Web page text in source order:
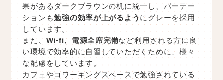
果があるダークブラウンの机に統一し、パーテー
ションも勉強の効率が上がるようにグレーを採用
しています。
また、 Wi-fi、電源全席完備など利用される方に良
い環境で効率的に自習していただくために、様々
な配慮をしています。
カフェやコワーキングスペースで勉強されている